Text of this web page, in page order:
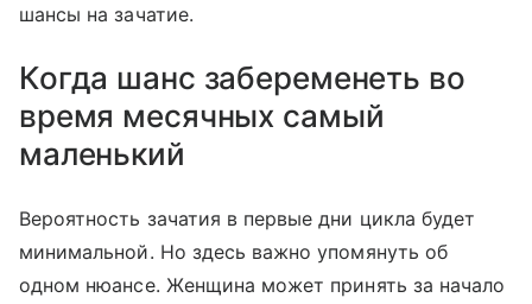
шансы на зачатие.
Когда шанс забеременеть во
время месячных самый
маленький
Вероятность зачатия в первые дни цикла будет
минимальной. Но здесь важно упомянуть об
одном нюансе. Женщина может принять за начало